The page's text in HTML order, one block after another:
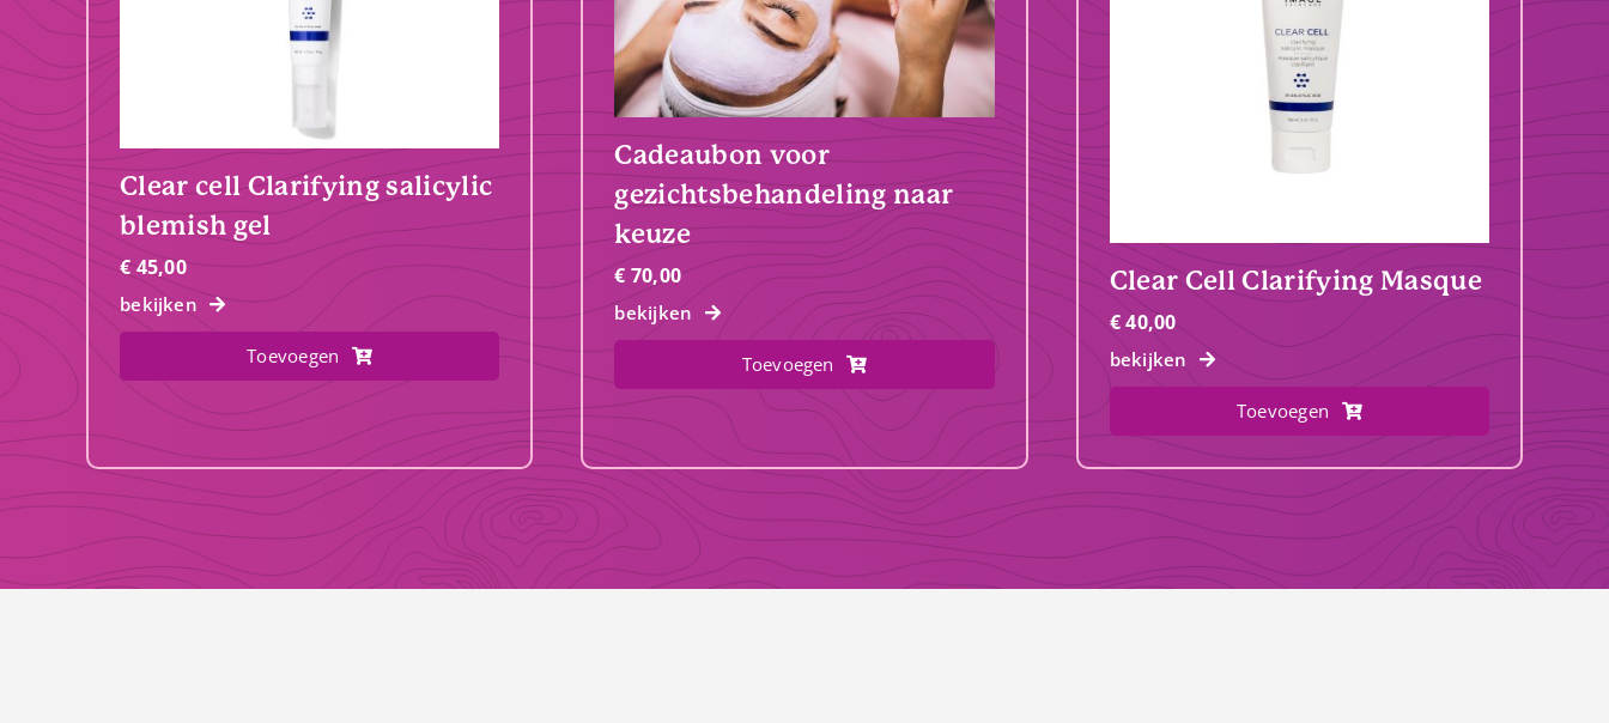
Clear cell Clarifying salicylic
blemish gel
€ 45,00
bekijken
Toevoegen
Cadeaubon voor
gezichtsbehandeling naar
keuze
€ 70,00
bekijken
Toevoegen
Clear Cell Clarifying Masque
€40,00
bekijken
Toevoegen